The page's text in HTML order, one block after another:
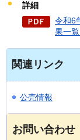
詳細
令和6
果一覧
関連リンク
公売情報
お問い合わせ